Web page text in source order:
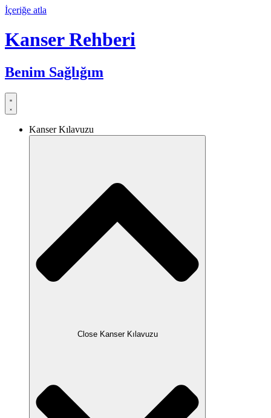
İçeriğe atla
Kanser Rehberi
Benim Sağlığım
Kanser Kılavuzu
Close Kanser Kılavuzu